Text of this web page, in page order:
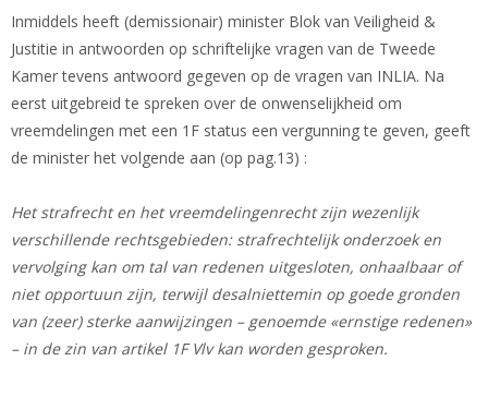
Inmiddels heeft (demissionair) minister Blok van Veiligheid &
Justitie in antwoorden op schriftelijke vragen van de Tweede
Kamer tevens antwoord gegeven op de vragen van INLIA. Na
eerst uitgebreid te spreken over de onwenselijkheid om
vreemdelingen met een 1F status een vergunning te geven, geeft
de minister het volgende aan (op pag.13) :
Het strafrecht en het vreemdelingenrecht zijn wezenlijk
verschillende rechtsgebieden: strafrechtelijk onderzoek en
vervolging kan om tal van redenen uitgesloten, onhaalbaar of
niet opportuun zijn, terwijl desalniettemin op goede gronden
van (zeer) sterke aanwijzingen – genoemde «ernstige redenen»
– in de zin van artikel 1F Vlv kan worden gesproken.